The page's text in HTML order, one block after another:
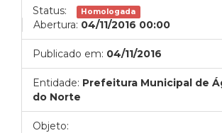
Status: Homologada
Abertura: 04/11/2016 00:00
Publicado em: 04/11/2016
Entidade: Prefeitura Municipal de
do Norte
Objeto: